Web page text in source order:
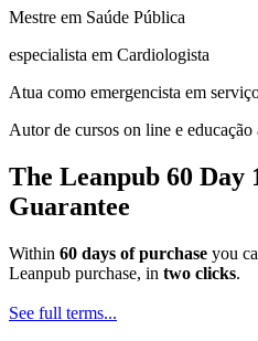
Mestre em Saúde Pública
especialista em Cardiologista
Atua como emergencista em
Autor de cursos on line e educação
The Leanpub 60 Day
Guarantee
Within 60 days of purchase you
Leanpub purchase, in two clicks.
See full terms...